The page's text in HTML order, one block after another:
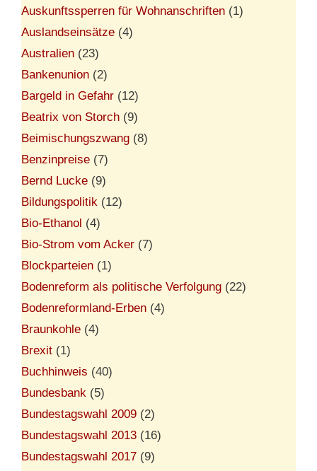
Auskunftssperren für Wohnanschriften (1)
Auslandseinsätze (4)
Australien (23)
Bankenunion (2)
Bargeld in Gefahr (12)
Beatrix von Storch (9)
Beimischungszwang (8)
Benzinpreise (7)
Bernd Lucke (9)
Bildungspolitik (12)
Bio-Ethanol (4)
Bio-Strom vom Acker (7)
Blockparteien (1)
Bodenreform als politische Verfolgung (22)
Bodenreformland-Erben (4)
Braunkohle (4)
Brexit (1)
Buchhinweis (40)
Bundesbank (5)
Bundestagswahl 2009 (2)
Bundestagswahl 2013 (16)
Bundestagswahl 2017 (9)